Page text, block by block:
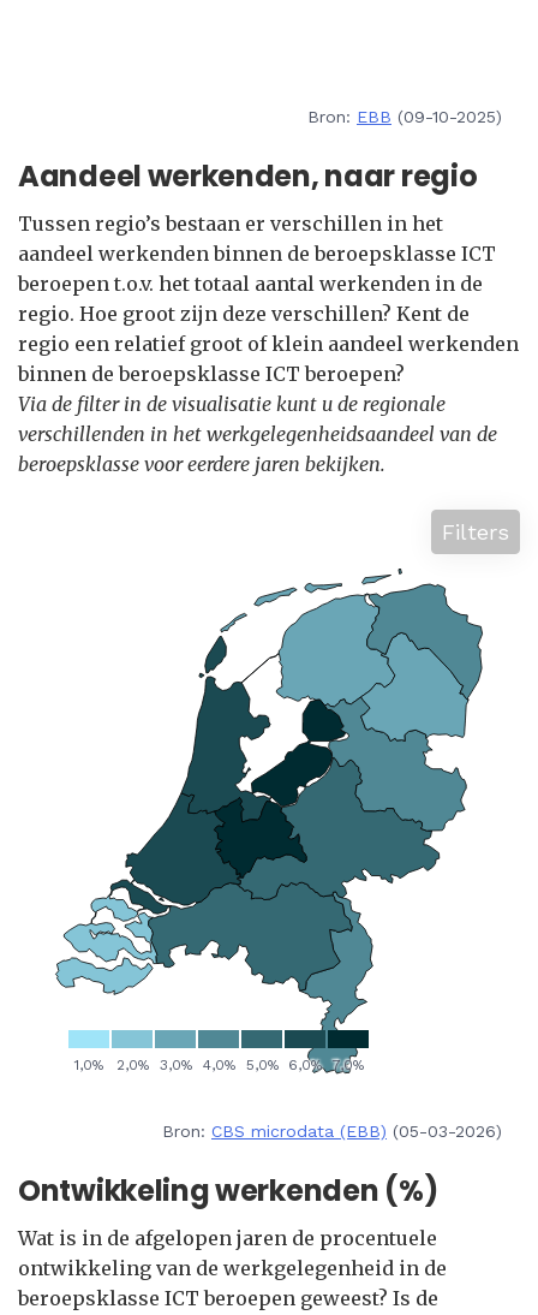
Bron: EBB (09-10-2025)
Aandeel werkenden, naar regio
Tussen regio’s bestaan er verschillen in het
aandeel werkenden binnen de beroepsklasse ICT
beroepen t.o.v. het totaal aantal werkenden in de
regio. Hoe groot zijn deze verschillen? Kent de
regio een relatief groot of klein aandeel werkenden
binnen de beroepsklasse ICT beroepen?
Via de filter in de visualisatie kunt u de regionale
verschillenden in het werkgelegenheidsaandeel van de
beroepsklasse voor eerdere jaren bekijken.
Filters
Bron: CBS microdata (EBB) (05-03-2026)
Ontwikkeling werkenden (%)
Wat is in de afgelopen jaren de procentuele
ontwikkeling van de werkgelegenheid in de
beroepsklasse ICT beroepen geweest? Is de